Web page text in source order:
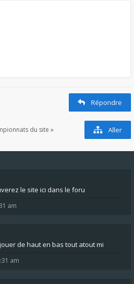
Répondre
du site » Aller
le site ici dans le foru
am
de haut en bas tout atout mi
am